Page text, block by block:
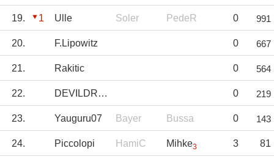
19. 1 Ulle Soler PedeR 0 991
20. F.Lipowitz 0 667
21. Rakitic 0 564
22. DEVILDRIVER 0 219
23. Yauguru07 Bayer Bussa 0 143
24. Piccolopi HamiC Mihke3 3 81